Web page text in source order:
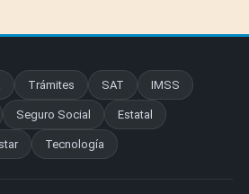
Trámites SAT IMSS
Seguro Social Estatal
Tecnología